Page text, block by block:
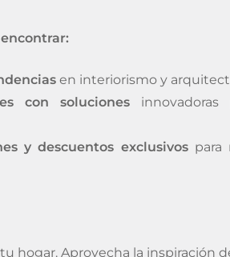
en interiorismo y
con solucionesinnovadoras
y descuentos exclusivospara
hogar. Aprovecha la inspiración